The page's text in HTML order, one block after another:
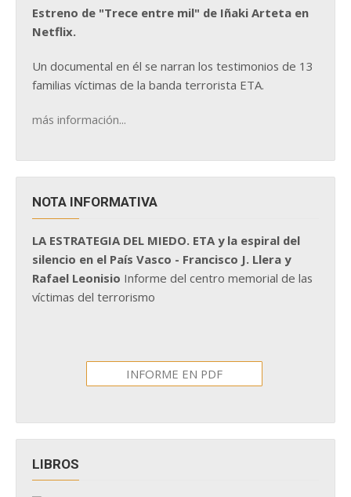
Estreno de "Trece entre mil" de Iñaki Arteta en
Netflix.
Un documental en él se narran los testimonios de 13
familias víctimas de la banda terrorista ETA.
más información...
NOTA INFORMATIVA
LA ESTRATEGIA DEL MIEDO. ETA y la espiral del
silencio en el País Vasco - Francisco J. Llera y
Rafael Leonisio Informe del centro memorial de las
víctimas del terrorismo
INFORME EN PDF
LIBROS